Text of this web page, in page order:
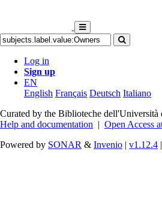
Log in
Sign up
EN
English Français Deutsch Italiano
Curated by the Biblioteche dell'Università
Help and documentation | Open Access
Powered by SONAR & Invenio | v1.12.4 |